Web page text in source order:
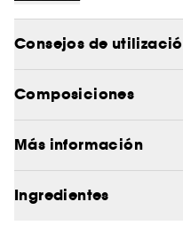
Combina los
en
Un tratamiento digno
- Exfoliante y
Consejos de
Composiciones
Más información
Ingredientes